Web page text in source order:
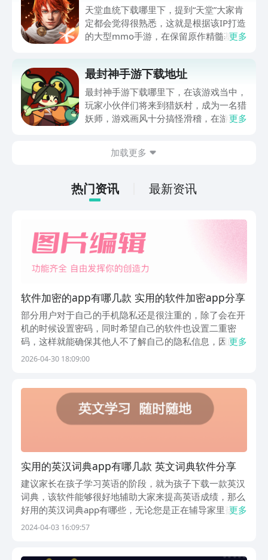
天堂血统下载哪里下，提到“天堂”大家肯
定都会觉得很熟悉，这就是根据该IP打造
的大型mmo手游，在保留原作精髓基础
斗策略都有深度创新，肯定有不少伙伴都
很想玩，可提前在九游平台预约，手游福
利最有性价比APP，身后有阿里巴巴灵犀
互娱大厂支持，节假日活动来临时刻，还
更多
最封神手游下载地址
最封神手游下载哪里下，在该游戏当中，
玩家小伙伴们将来到猎妖村，成为一名猎
妖师，游戏画风十分搞怪滑稽，在游玩过
定有不少朋友感兴趣，但不知道哪里下
有性价比的APP，身后有阿里巴巴灵犀互
娱大厂支持，玩手游就到九游，海量代金
更多
加载更多
热门资讯 最新资讯
软件加密的app有哪几款 实用的软件加密app分享
部分用户对于自己的手机隐私还是很注重的，除了会在开
机的时候设置密码，同时希望自己的软件也设置二重密
码，这样就能确保其他人不了解自己的隐私信息，因此就
会问软件加密的app有哪些？这里就推荐几款加密性比较
更多
2026-04-30 18:09:00
实用的英汉词典app有哪几款 英文词典软件分享
建议家长在孩子学习英语的阶段，就为孩子下载一款英汉
词典，该软件能够很好地辅助大家来提高英语成绩，那么
好用的英汉词典app有哪些，无论您是正在辅导家里孩子
学英语，还是自己想要提高英语水平，都可详细的了解以
更多
2024-04-03 16:09:57